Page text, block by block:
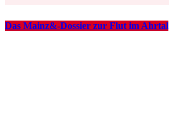
Das Mainz&-Dossier zur Flut im Ahrtal